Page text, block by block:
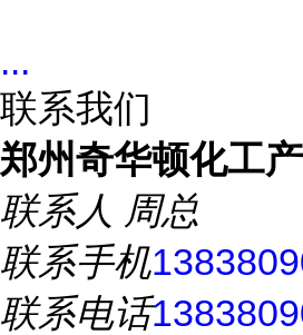
...
联系我们
郑州奇华顿化工
联系人 周总
联系手机
联系电话